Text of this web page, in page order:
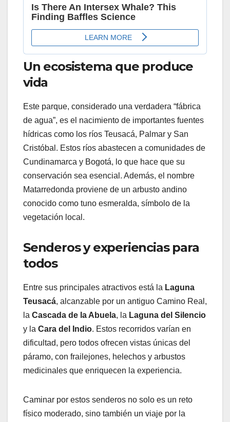
Un ecosistema que produce
vida
Este parque, considerado una verdadera “fábrica
de agua”, es el nacimiento de importantes fuentes
hídricas como los ríos Teusacá, Palmar y San
Cristóbal. Estos ríos abastecen a comunidades de
Cundinamarca y Bogotá, lo que hace que su
conservación sea esencial. Además, el nombre
Matarredonda proviene de un arbusto andino
conocido como tuno esmeralda, símbolo de la
vegetación local.
Senderos y experiencias para
todos
Entre sus principales atractivos está la Laguna
Teusacá, alcanzable por un antiguo Camino Real,
la Cascada de la Abuela, la Laguna del Silencio
y la Cara del Indio. Estos recorridos varían en
dificultad, pero todos ofrecen vistas únicas del
páramo, con frailejones, helechos y arbustos
medicinales que enriquecen la experiencia.
Caminar por estos senderos no solo es un reto
físico moderado, sino también un viaje por la